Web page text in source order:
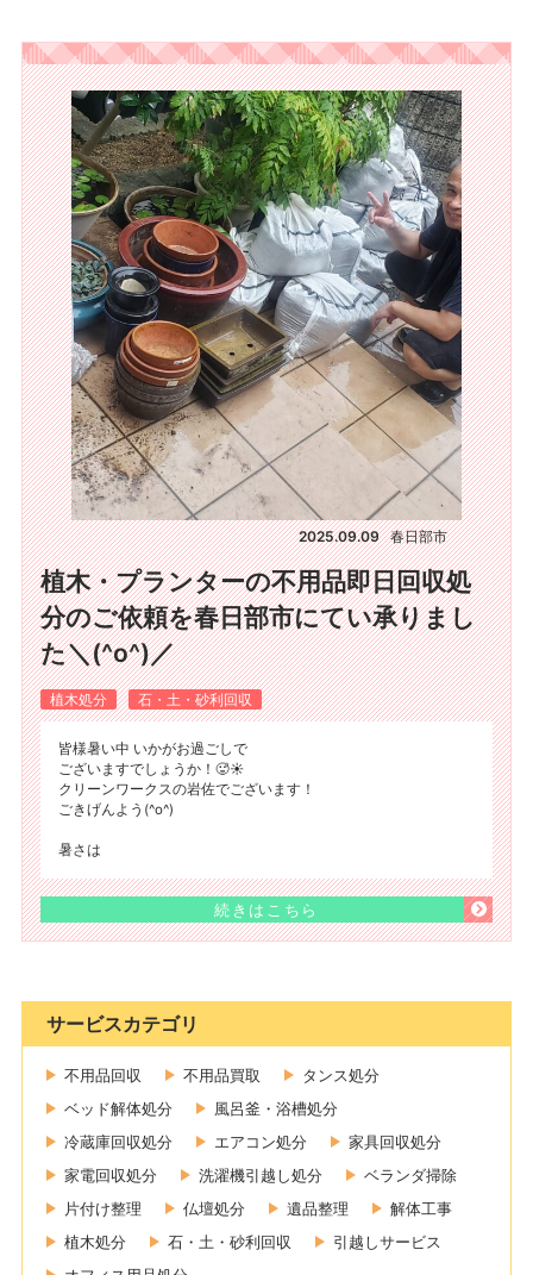
2025.09.09 春日部市
植木・プランターの不用品即日回収処
分のご依頼を春日部市にてい承りまし
た＼(^o^)／
植木処分 石・土・砂利回収
皆様暑い中 いかがお過ごしで
ございますでしょうか！🥵☀️
クリーンワークスの岩佐でございます！
ごきげんよう(^o^)
暑さは
続きはこちら
サービスカテゴリ
不用品回収 不用品買取
タンス処分
ベッド解体処分
風呂釜・浴槽処分
冷蔵庫回収処分
エアコン処分
家具回収処分
家電回収処分
洗濯機引越し処分
ベランダ掃除
片付け整理
仏壇処分 遺品整理
解体工事
植木処分
石・土・砂利回収
引越しサービス